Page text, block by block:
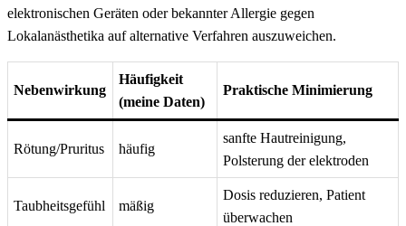
elektronischen Geräten oder bekannter Allergie gegen
Lokalanästhetika auf alternative Verfahren auszuweichen. ​
Nebenwirkung
Häufigkeit
(meine⁤ Daten)
Praktische Minimierung
Rötung/Pruritus häufig
sanfte Hautreinigung,
Polsterung der elektroden
Taubheitsgefühl mäßig
Dosis ‌reduzieren, Patient
überwachen